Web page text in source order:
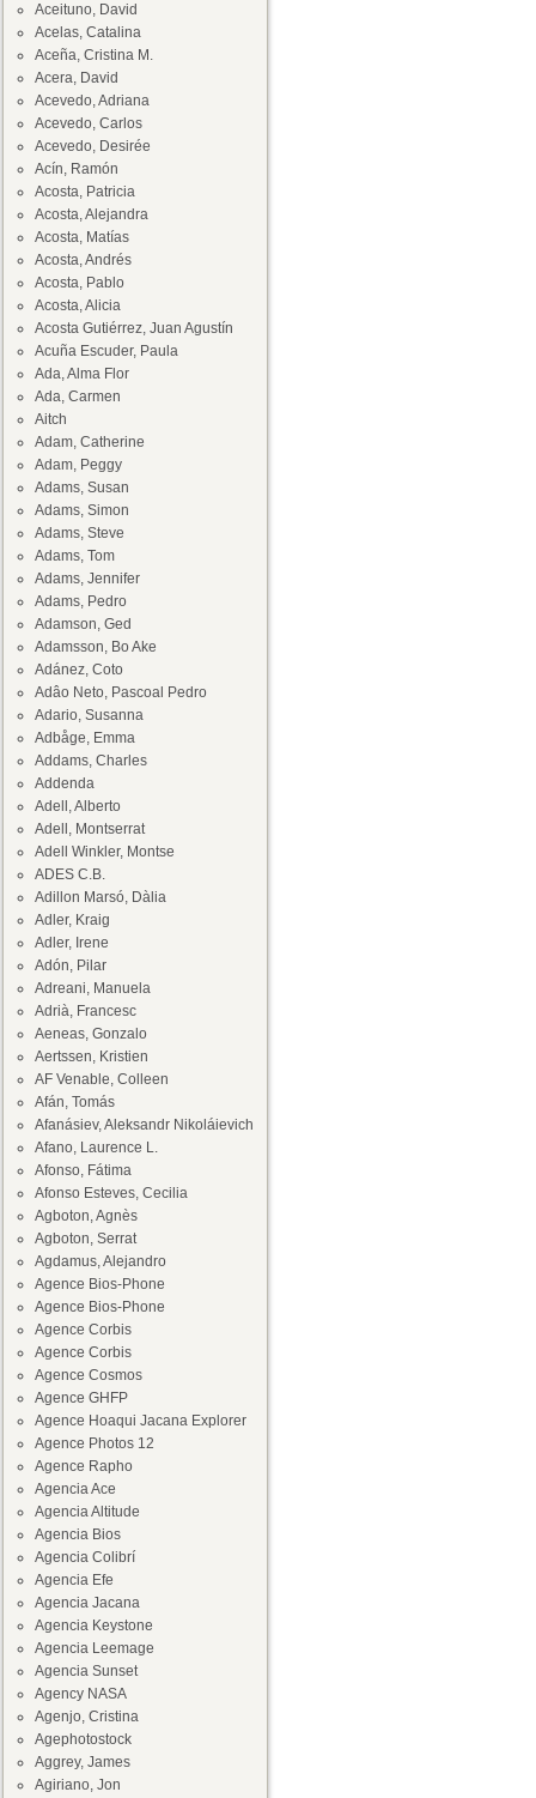
Aceituno, David
Acelas, Catalina
Aceña, Cristina M.
Acera, David
Acevedo, Adriana
Acevedo, Carlos
Acevedo, Desirée
Acín, Ramón
Acosta, Patricia
Acosta, Alejandra
Acosta, Matías
Acosta, Andrés
Acosta, Pablo
Acosta, Alicia
Acosta Gutiérrez, Juan Agustín
Acuña Escuder, Paula
Ada, Alma Flor
Ada, Carmen
Aitch
Adam, Catherine
Adam, Peggy
Adams, Susan
Adams, Simon
Adams, Steve
Adams, Tom
Adams, Jennifer
Adams, Pedro
Adamson, Ged
Adamsson, Bo Ake
Adánez, Coto
Adâo Neto, Pascoal Pedro
Adario, Susanna
Adbåge, Emma
Addams, Charles
Addenda
Adell, Alberto
Adell, Montserrat
Adell Winkler, Montse
ADES C.B.
Adillon Marsó, Dàlia
Adler, Kraig
Adler, Irene
Adón, Pilar
Adreani, Manuela
Adrià, Francesc
Aeneas, Gonzalo
Aertssen, Kristien
AF Venable, Colleen
Afán, Tomás
Afanásiev, Aleksandr Nikoláievich
Afano, Laurence L.
Afonso, Fátima
Afonso Esteves, Cecilia
Agboton, Agnès
Agboton, Serrat
Agdamus, Alejandro
Agence Bios-Phone
Agence Bios-Phone
Agence Corbis
Agence Corbis
Agence Cosmos
Agence GHFP
Agence Hoaqui Jacana Explorer
Agence Photos 12
Agence Rapho
Agencia Ace
Agencia Altitude
Agencia Bios
Agencia Colibrí
Agencia Efe
Agencia Jacana
Agencia Keystone
Agencia Leemage
Agencia Sunset
Agency NASA
Agenjo, Cristina
Agephotostock
Aggrey, James
Agiriano, Jon